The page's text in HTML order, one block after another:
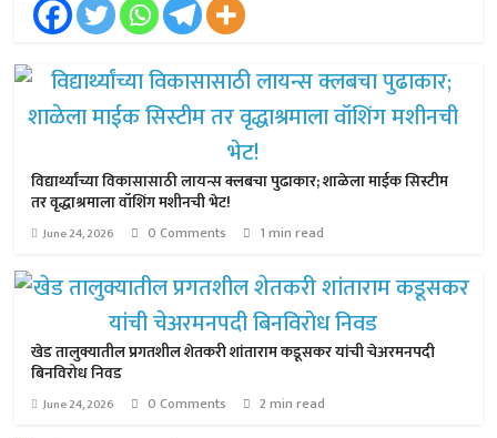
विद्यार्थ्यांच्या विकासासाठी लायन्स क्लबचा पुढाकार; शाळेला माईक सिस्टीम
तर वृद्धाश्रमाला वॉशिंग मशीनची भेट!
June 24, 2026 0 Comments 1 min read
खेड तालुक्यातील प्रगतशील शेतकरी शांताराम कडूसकर यांची चेअरमनपदी
बिनविरोध निवड
June 24, 2026 0 Comments 2 min read